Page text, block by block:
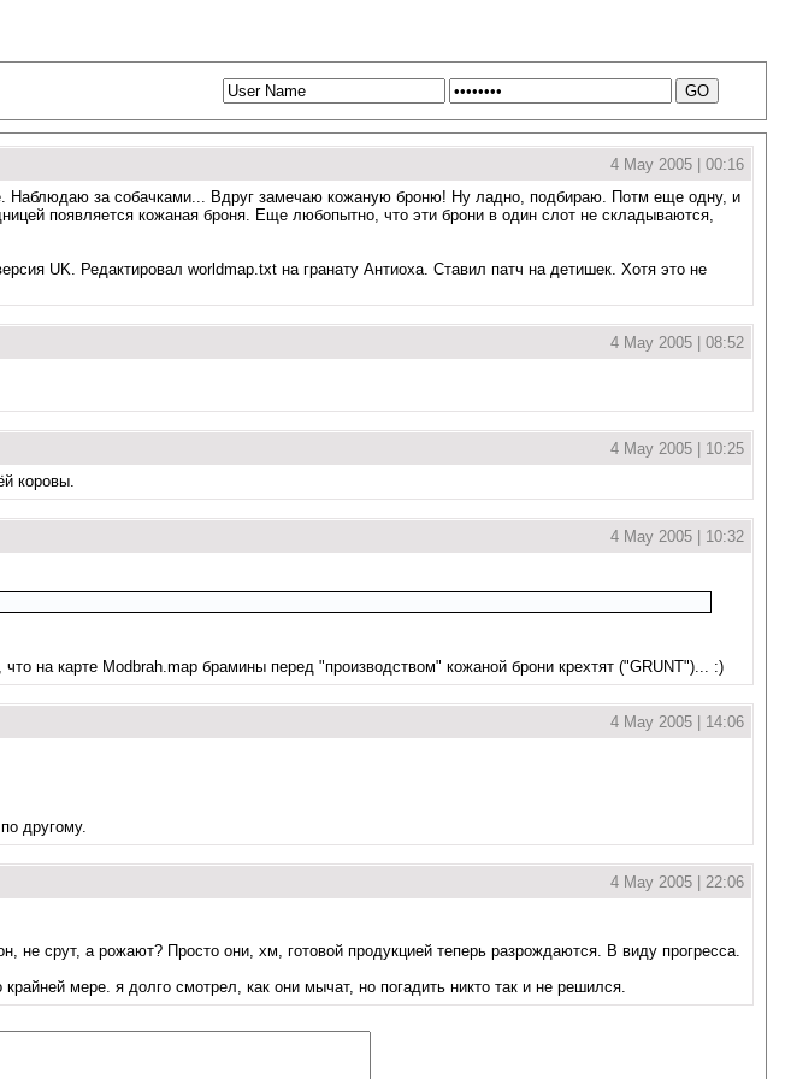
4 May 2005 | 00:16
Наблюдаю за собачками... Вдруг замечаю кожаную броню! Ну ладно, подбираю. Потм еще одну, и
появляется кожаная броня. Еще любопытно, что эти брони в один слот не складываются,
UK. Редактировал worldmap.txt на гранату Антиоха. Ставил патч на детишек. Хотя это не
4 May 2005 | 08:52
4 May 2005 | 10:25
коровы.
4 May 2005 | 10:32
на карте Modbrah.map брамины перед "производством" кожаной брони крехтят ("GRUNT")... :)
4 May 2005 | 14:06
другому.
4 May 2005 | 22:06
срут, а рожают? Просто они, хм, готовой продукцией теперь разрождаются. В виду прогресса.
мере. я долго смотрел, как они мычат, но погадить никто так и не решился.